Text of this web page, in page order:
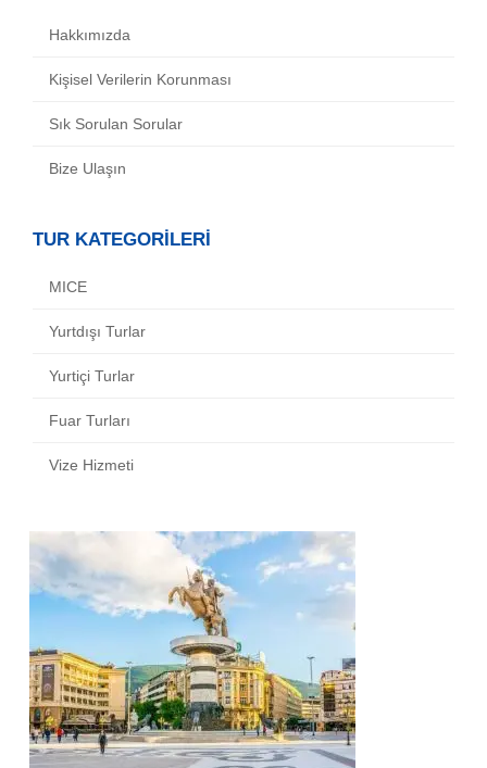
Hakkımızda
Kişisel Verilerin Korunması
Sık Sorulan Sorular
Bize Ulaşın
TUR KATEGORİLERİ
MICE
Yurtdışı Turlar
Yurtiçi Turlar
Fuar Turları
Vize Hizmeti